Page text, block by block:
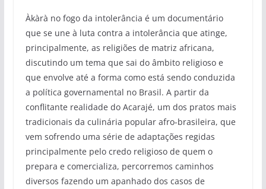
Àkàrà no fogo da intolerância é um documentário
que se une à luta contra a intolerância que atinge,
principalmente, as religiões de matriz africana,
discutindo um tema que sai do âmbito religioso e
que envolve até a forma como está sendo conduzida
a política governamental no Brasil. A partir da
conflitante realidade do Acarajé, um dos pratos mais
tradicionais da culinária popular afro-brasileira, que
vem sofrendo uma série de adaptações regidas
principalmente pelo credo religioso de quem o
prepara e comercializa, percorremos caminhos
diversos fazendo um apanhado dos casos de